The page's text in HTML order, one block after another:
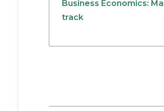
Business Economics:
track